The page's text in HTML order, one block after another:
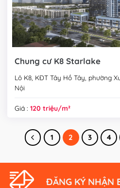
Chung cư K8 Starlake
Lô K8, KĐT Tây Hồ Tây, phường
Nội
Giá : 120 triệu/m²
1 2 3 4
ĐĂNG KÝ NHẬN